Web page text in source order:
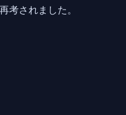
考されました。